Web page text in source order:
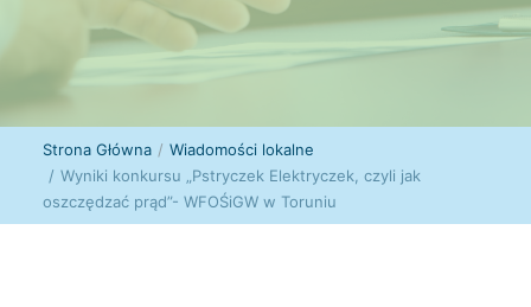
Wyszukiwanie
Strona Główna
Wiadomości lokalne
Wyniki konkursu „Pstryczek Elektryczek, czyli jak
oszczędzać prąd”- WFOŚiGW w Toruniu